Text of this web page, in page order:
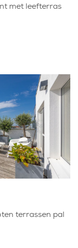
met leefterras
terrassen pal